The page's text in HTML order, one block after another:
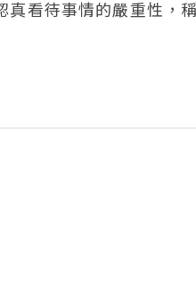
真看待事情的嚴重性，